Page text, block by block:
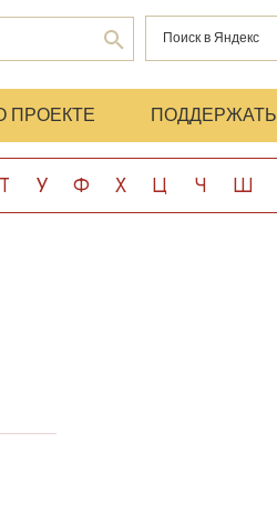
ПРОЕКТЕ ПОДДЕРЖАТЬ
Т У Ф Х Ц Ч Ш